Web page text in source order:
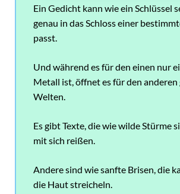
Ein Gedicht kann wie ein Schlüssel
genau in das Schloss einer
passt.
Und während es für den einen nur
Metall ist, öffnet es für den anderen
Welten.
Es gibt Texte, die wie wilde Stürme
mit sich reißen.
Andere sind wie sanfte Brisen, die
die Haut streicheln.